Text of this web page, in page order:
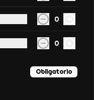
0
0
Obligatorio